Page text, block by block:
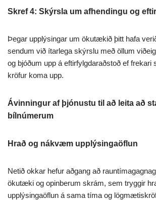
Skref 4: Skýrsla um afhendingu og
Þegar upplýsingar um ökutækið þitt hafa
sendum við ítarlega skýrslu með öllum
og bjóðum upp á eftirfylgdaraðstoð ef frekari
kröfur koma upp.
Ávinningur af þjónustu til að leita að
bílnúmerum
Hrað og nákvæm upplýsingaöflun
Netið okkar hefur aðgang að
ökutæki og opinberum skrám, sem tryggir
upplýsingaöflun á sama tíma og